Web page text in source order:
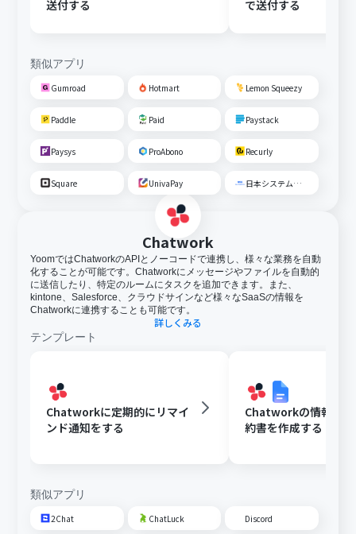
送付する で送付する
類似アプリ
Gumroad Hotmart Lemon Squeezy
Paddle Paid Paystack
Paysys ProAbono Recurly
Square UnivaPay 日本システム収納
Chatwork
YoomではChatworkのAPIとノーコードで連携し、様々な業務を自動
化することが可能です。Chatworkにメッセージやファイルを自動的
に送信したり、特定のルームにタスクを追加できます。また、
kintone、Salesforce、クラウドサインなど様々なSaaSの情報を
Chatworkに連携することも可能です。
詳しくみる
テンプレート
Chatworkに定期的にリマイ
ンド通知をする
Chatworkの情報を
約書を作成する
類似アプリ
2Chat ChatLuck Discord